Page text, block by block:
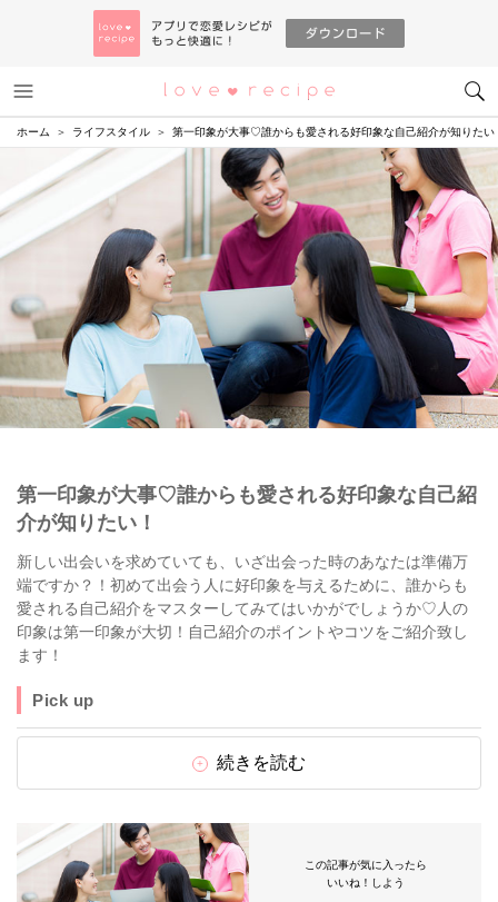
恋愛レシピ
ホーム ライフスタイル 第一印象が大事♡誰からも愛される好印象な自己紹介が知りたい
第一印象が大事♡誰からも愛される好印象な自己紹
介が知りたい！
新しい出会いを求めていても、いざ出会った時のあなたは準備万
端ですか？！初めて出会う人に好印象を与えるために、誰からも
愛される自己紹介をマスターしてみてはいかがでしょうか♡人の
印象は第一印象が大切！自己紹介のポイントやコツをご紹介致し
ます！
Pick up
続きを読む
この記事が気に入ったら
いいね！しよう